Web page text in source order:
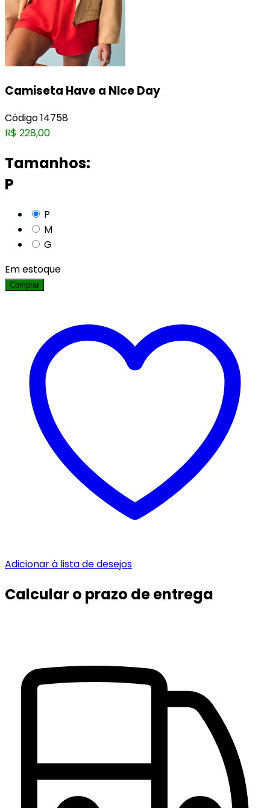
Camiseta Have a NIce Day
Código14758
R$ 228,00
Tamanhos:
P
P
M
G
Em estoque
Comprar
Adicionar à lista de desejos
Calcular o prazo de entrega